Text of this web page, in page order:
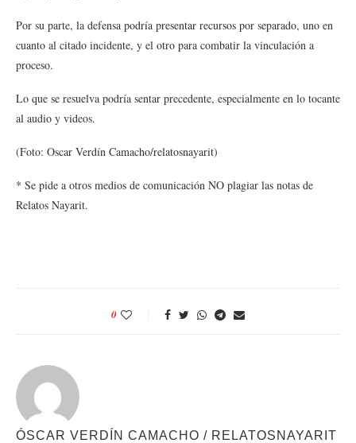
Por su parte, la defensa podría presentar recursos por separado, uno en
cuanto al citado incidente, y el otro para combatir la vinculación a
proceso.
Lo que se resuelva podría sentar precedente, especialmente en lo tocante
al audio y videos.
(Foto: Oscar Verdín Camacho/relatosnayarit)
* Se pide a otros medios de comunicación NO plagiar las notas de
Relatos Nayarit.
0
ÓSCAR VERDÍN CAMACHO / RELATOSNAYARIT